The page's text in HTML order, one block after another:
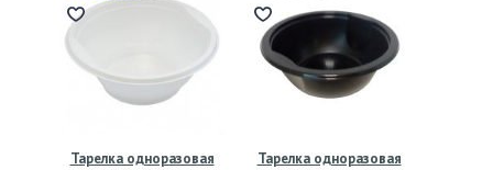
Тарелка одноразовая
Тарелка одноразовая